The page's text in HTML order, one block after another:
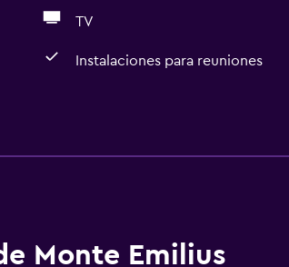
TV
Instalaciones para reuniones
Wifi gratis
Toallas
Monte Emilius